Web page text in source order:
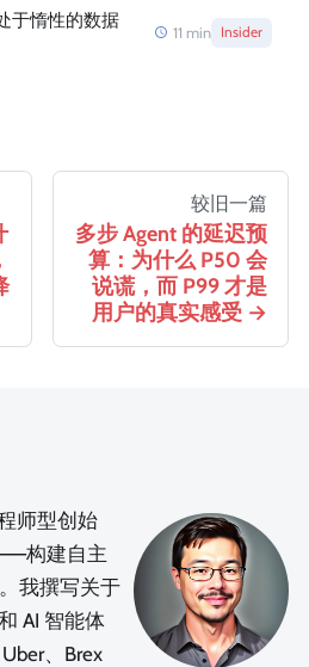
于惰性的数据
11 min Insider
较旧一篇
多步 Agent 的延迟预
算：为什么 P50 会
说谎，而 P99 才是
用户的真实感受
师型创始
构建自主
我撰写关于
AI 智能体
、Brex